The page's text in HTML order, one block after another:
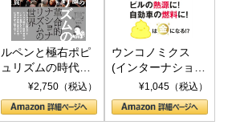
ルペンと極右ポピ
ュリズムの時代：
〈ヤヌス〉の二つ
の顔
¥2,750（税込）
ウンコノミクス
(インターナショナ
ル新書)¥1,045（税込）